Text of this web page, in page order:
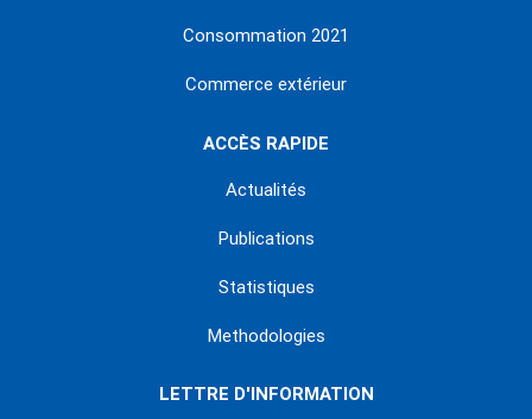
Consommation 2021
Commerce extérieur
ACCÈS RAPIDE
Actualités
Publications
Statistiques
Methodologies
LETTRE D'INFORMATION